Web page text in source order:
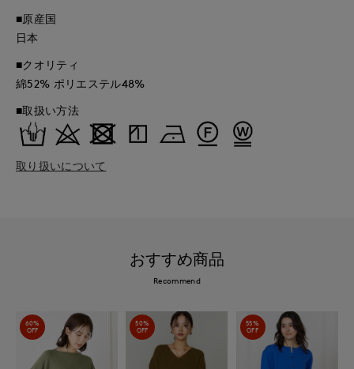
■原産国
日本
■クオリティ
綿52% ポリエステル48%
■取扱い方法
取り扱いについて
おすすめ商品
Recommend
60%
OFF
50%
OFF
55%
OFF